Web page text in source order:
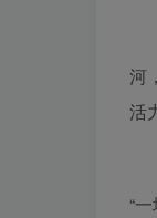
河
活
“